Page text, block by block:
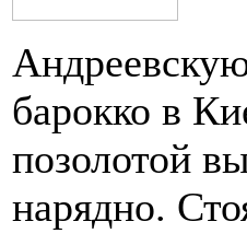
барокко в
позолотой
нарядно.